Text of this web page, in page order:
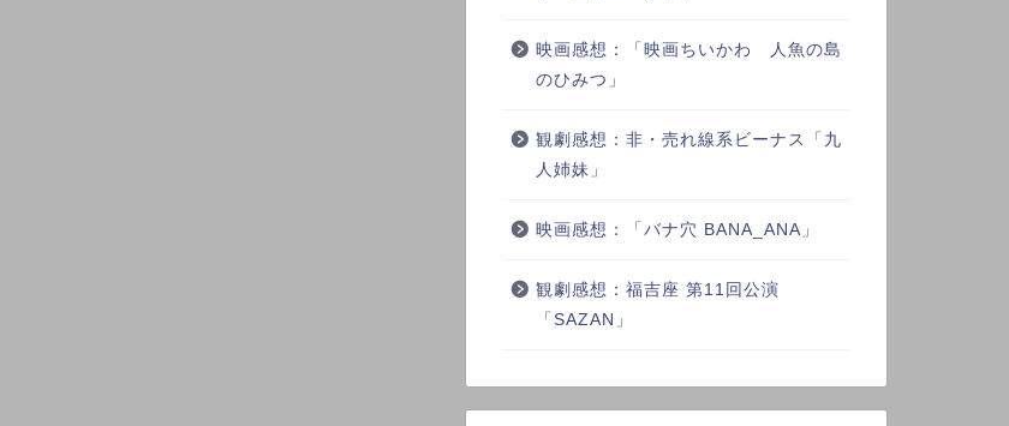
映画感想：「映画ちいかわ 人魚の島
のひみつ」
観劇感想：非・売れ線系ビーナス「九
人姉妹」
映画感想：「バナ穴 BANA_ANA」
観劇感想：福吉座 第11回公演
「SAZAN」